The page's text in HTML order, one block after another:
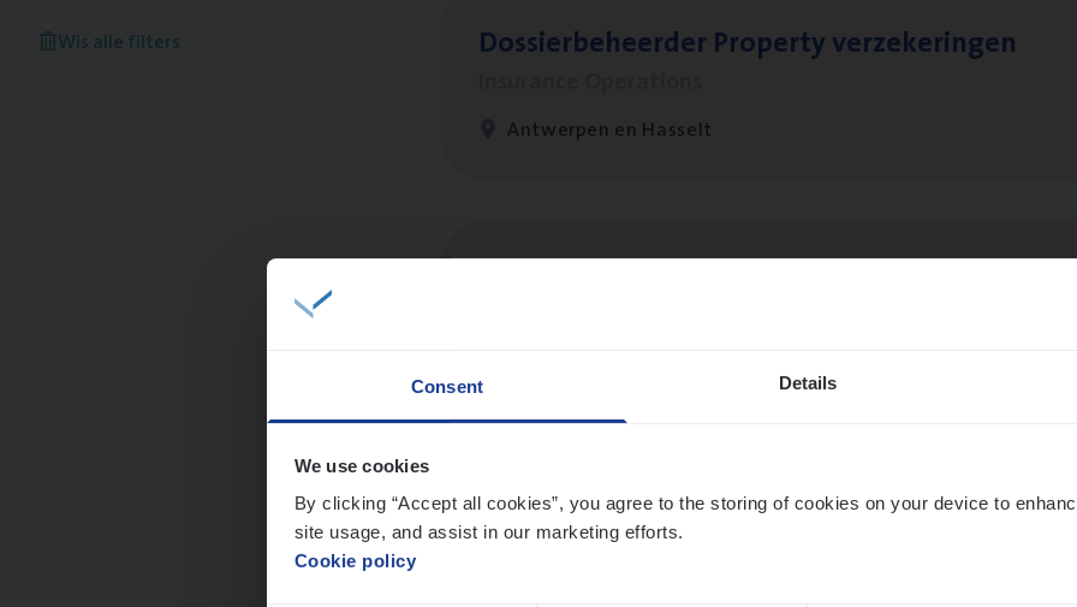
Consent Details
We use cookies
By clicking “Accept all cookies”, you agree to the storing of cookies on your device to
site usage, and assist in our marketing efforts.
Cookie policy
Wis alle filters Dos­sier­be­heer­der Pro­per­ty verzekeringen
Antwerpen en Hasselt
Busi­ness Mana­ger Mari­ne Cargo
People Management, Sales Management